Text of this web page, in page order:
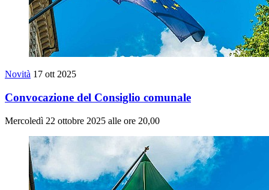
Novità 17 ott 2025
Convocazione del Consiglio comunale
Mercoledì 22 ottobre 2025 alle ore 20,00